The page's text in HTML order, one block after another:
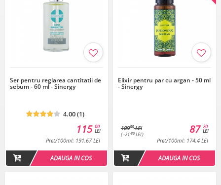
Ser pentru reglarea cantitatii de
sebum - 60 ml - Sinergy
4.00 (1)
00
LEI
115
Pret/100ml: 191.67 LEI
ADAUGA IN COS
Elixir pentru par cu argan - 50 ml
- Sinergy
10900LEI
( -21-80 LEI )
20
LEI
87
Pret/100ml: 174.4 LEI
ADAUGA IN COS